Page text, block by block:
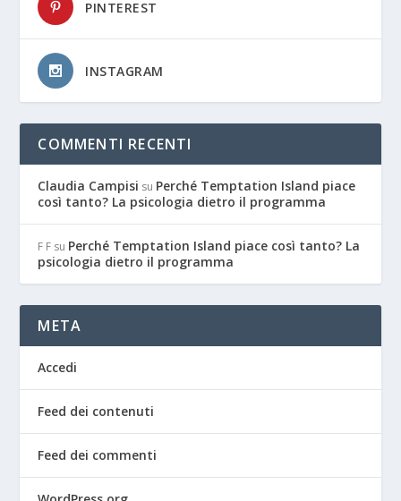
PINTEREST
INSTAGRAM
COMMENTI RECENTI
Claudia Campisi su Perché Temptation Island piace
così tanto? La psicologia dietro il programma
F F su Perché Temptation Island piace così tanto? La
psicologia dietro il programma
META
Accedi
Feed dei contenuti
Feed dei commenti